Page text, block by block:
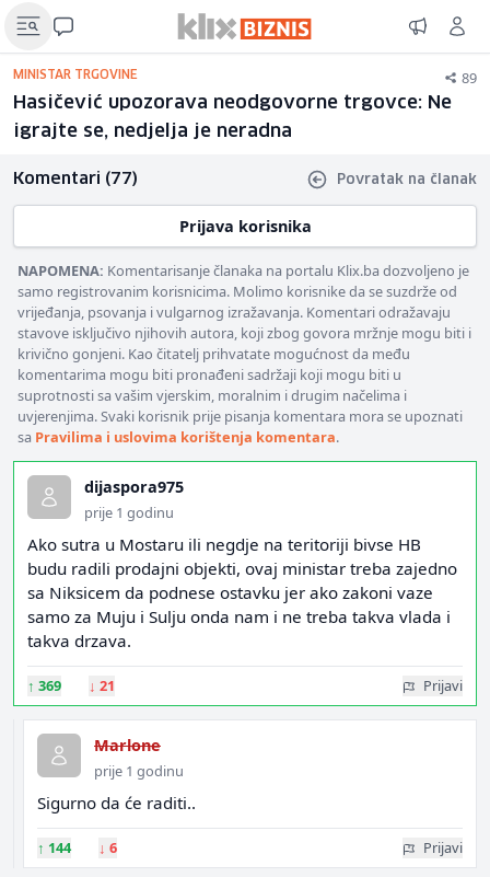
MINISTAR TRGOVINE 89
Hasičević upozorava neodgovorne trgovce: Ne
igrajte se, nedjelja je neradna
Komentari (77) Povratak na članak
Prijava korisnika
NAPOMENA: Komentarisanje članaka na portalu Klix.ba dozvoljeno je
samo registrovanim korisnicima. Molimo korisnike da se suzdrže od
vrijeđanja, psovanja i vulgarnog izražavanja. Komentari odražavaju
stavove isključivo njihovih autora, koji zbog govora mržnje mogu biti i
krivično gonjeni. Kao čitatelj prihvatate mogućnost da među
komentarima mogu biti pronađeni sadržaji koji mogu biti u
suprotnosti sa vašim vjerskim, moralnim i drugim načelima i
uvjerenjima. Svaki korisnik prije pisanja komentara mora se upoznati
sa Pravilima i uslovima korištenja komentara.
dijaspora975
prije 1 godinu
Ako sutra u Mostaru ili negdje na teritoriji bivse HB
budu radili prodajni objekti, ovaj ministar treba zajedno
sa Niksicem da podnese ostavku jer ako zakoni vaze
samo za Muju i Sulju onda nam i ne treba takva vlada i
takva drzava.
↑ 369 ↓ 21 Prijavi
Marlone
prije 1 godinu
Sigurno da će raditi..
↑ 144 ↓ 6 Prijavi